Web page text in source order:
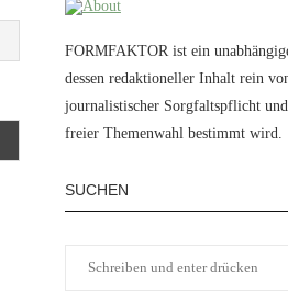
FORMFAKTOR ist ein
dessen redaktioneller Inhalt rein
journalistischer Sorgfaltspflicht
freier Themenwahl bestimmt wird.
SUCHEN